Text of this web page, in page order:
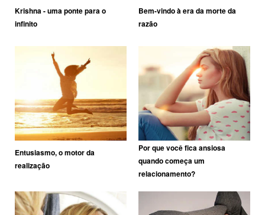
Krishna - uma ponte para o
infinito
Bem-vindo à era da morte da
razão
Entusiasmo, o motor da
realização
Por que você fica ansiosa
quando começa um
relacionamento?